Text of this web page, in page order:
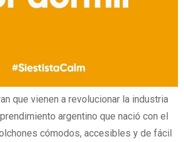
que vienen a revolucionar la industria
argentino que nació con el
cómodos, accesibles y de fácil